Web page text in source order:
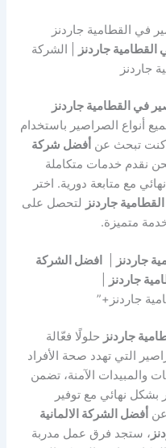
في القطامية جاردنز
جاردنز
| الشركة
جاردنز
في القطامية جاردنز
أنواع الصراصير باستخدام
كنت تبحث عن أفضل شركة
نقدم خدمات متكاملة
مع متابعة دورية. اختر
جاردنز لتحصل على
متميزة.
جاردنز
افضل الشركة
جاردنز
جاردنز+”
جاردنز حلولًا فعّالة
التي تهدد صحة الأفراد
والمبيدات الآمنة، تضمن
نهائي مع توفير
أفضل الشركة الالمانية
، ستجد فرق عمل مدربة